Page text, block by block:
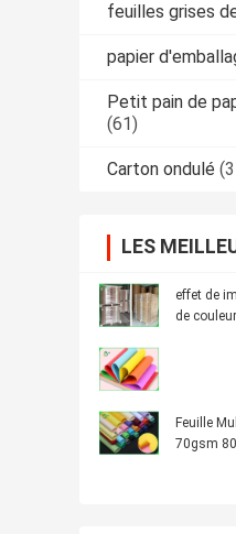
feuilles grises
papier
Petit pain de
(61)
Carton ondulé
LES
effet de
de
Feuille
70gsm